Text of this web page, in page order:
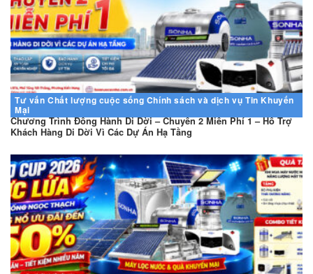
Tư vấn Chất lượng cuộc sống Chính sách và dịch vụ Tin Khuyến
Mại
Chương Trình Đồng Hành Di Dời – Chuyển 2 Miễn Phí 1 – Hỗ Trợ
Khách Hàng Di Dời Vì Các Dự Án Hạ Tầng